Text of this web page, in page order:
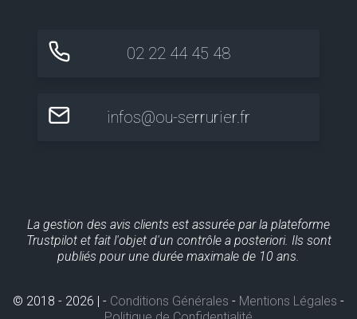
02 22 44 45 48
infos@ou-serrurier.fr
La gestion des avis clients est assurée par la plateforme
Trustpilot et fait l'objet d'un contrôle a posteriori. Ils sont
publiés pour une durée maximale de 10 ans.
© 2018 - 2026 | - Conditions Générales - Mentions Légales -